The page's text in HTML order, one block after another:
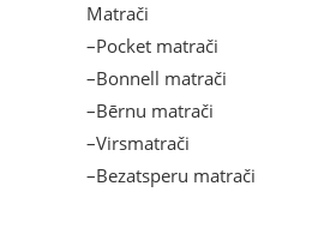
Matrači
–Pocket matrači
–Bonnell matrači
–Bērnu matrači
–Virsmatrači
–Bezatsperu matrači